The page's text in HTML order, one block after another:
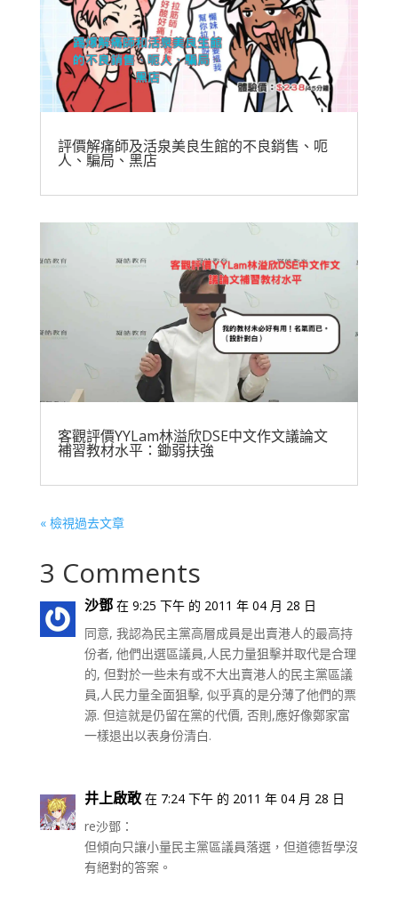
評價解痛師及活泉美良生館的不良銷售、呃
人、騙局、黑店
客觀評價YYLam林溢欣DSE中文作文議論文
補習教材水平：鋤弱扶強
« 檢視過去文章
3 Comments
沙鄧 在 9:25 下午 的 2011 年 04 月 28 日
同意, 我認為民主黨高層成員是出賣港人的最高持
份者, 他們出選區議員,人民力量狙擊并取代是合理
的, 但對於一些未有或不大出賣港人的民主黨區議
員,人民力量全面狙擊, 似乎真的是分薄了他們的票
源. 但這就是仍留在黨的代價, 否則,應好像鄭家富
一樣退出以表身份清白.
井上啟敢 在 7:24 下午 的 2011 年 04 月 28 日
re沙鄧：
但傾向只讓小量民主黨區議員落選，但道德哲學沒
有絕對的答案。